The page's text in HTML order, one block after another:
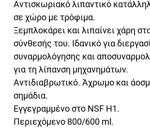
Αντισκωριακό λιπαντικό
σε χώρο με τρόφιμα.
Ξεμπλοκάρει και λιπαίνει χάρη
σύνθεσής του. Ιδανικό για
συναρμολόγησης και
για τη λίπανση μηχανημάτων.
Αντιδιαβρωτικό. Άχρωμο και
σημάδια.
Εγγεγραμμένο στο NSF H1.
Περιεχόμενο 800/600 ml.